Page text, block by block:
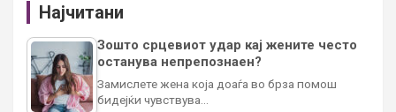
Најчитани
Зошто срцевиот удар кај жените често
останува непрепознаен?
Замислете жена која доаѓа во брза помош
бидејќи чувствува…